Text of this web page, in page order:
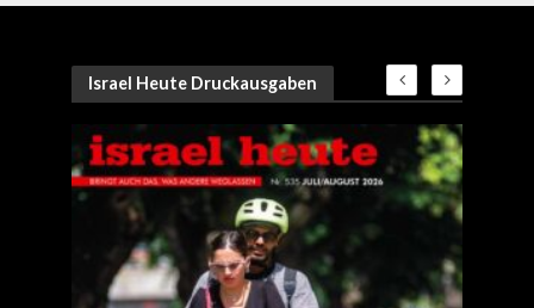
Israel Heute Druckausgaben